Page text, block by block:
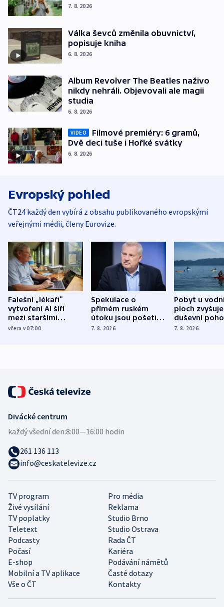
7. 8. 2026
Válka ševců změnila obuvnictví,
popisuje kniha
6. 8. 2026
Album Revolver The Beatles naživo
nikdy nehráli. Objevovali ale magii
studia
6. 8. 2026
VIDEO
Filmové premiéry: 6 gramů,
Dvě deci tuše i Hořké svátky
6. 8. 2026
Evropský pohled
ČT24 každý den vybírá z obsahu publikovaného evropskými
veřejnými médii, členy Eurovize.
Falešní „lékaři“
vytvoření AI šíří
mezi staršími
Poláky nebezpečné
včera v 07:00
Spekulace o
přímém ruském
útoku jsou pošetilé,
míní estonský
7. 8. 2026
Pobyt u
ploch zvyšuje
duševní
ukázala
7. 8. 2026
TV program
Pro média
Živé vysílání
Reklama
TV poplatky
Studio Brno
Teletext
Studio Ostrava
Podcasty
Rada ČT
Počasí
Kariéra
E-shop
Podávání námětů
Mobilní a TV aplikace
Časté dotazy
Vše o ČT
Kontakty
Divácké centrum
každý všední den:8:00—16:00 hodin
261 136 113
info@ceskatelevize.cz